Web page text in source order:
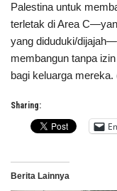
Palestina untuk
terletak di Area
yang diduduki/
membangun tanpa
bagi keluarga mereka.
Sharing:
Berita Lainnya